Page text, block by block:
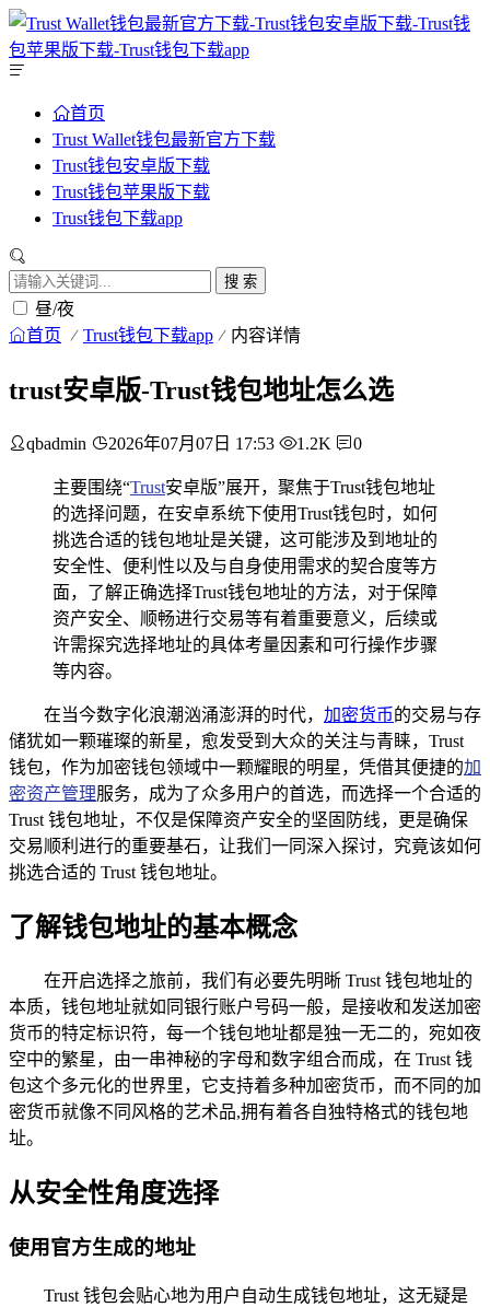
首页
Trust Wallet钱包最新官方下载
Trust钱包安卓版下载
Trust钱包苹果版下载
Trust钱包下载app
搜 索
昼/夜
首页 Trust钱包下载app 内容详情
trust安卓版-Trust钱包地址怎么选
qbadmin 2026年07月07日 17:53 1.2K 0
主要围绕“Trust安卓版”展开，聚焦于Trust钱包地址
的选择问题，在安卓系统下使用Trust钱包时，如何
挑选合适的钱包地址是关键，这可能涉及到地址的
安全性、便利性以及与自身使用需求的契合度等方
面，了解正确选择Trust钱包地址的方法，对于保障
资产安全、顺畅进行交易等有着重要意义，后续或
许需探究选择地址的具体考量因素和可行操作步骤
等内容。
在当今数字化浪潮汹涌澎湃的时代， 加密货币的交易与存
储犹如一颗璀璨的新星，愈发受到大众的关注与青睐，Trust
钱包，作为加密钱包领域中一颗耀眼的明星，凭借其便捷的加
密资产管理服务，成为了众多用户的首选，而选择一个合适的
Trust 钱包地址，不仅是保障资产安全的坚固防线，更是确保
交易顺利进行的重要基石，让我们一同深入探讨，究竟该如何
挑选合适的 Trust 钱包地址。
了解钱包地址的基本概念
在开启选择之旅前，我们有必要先明晰 Trust 钱包地址的
本质，钱包地址就如同银行账户号码一般，是接收和发送加密
货币的特定标识符，每一个钱包地址都是独一无二的，宛如夜
空中的繁星，由一串神秘的字母和数字组合而成，在 Trust 钱
包这个多元化的世界里，它支持着多种加密货币，而不同的加
密货币就像不同风格的艺术品,拥有着各自独特格式的钱包地
址。
从安全性角度选择
使用官方生成的地址
Trust 钱包会贴心地为用户自动生成钱包地址，这无疑是